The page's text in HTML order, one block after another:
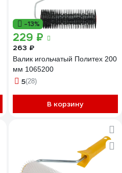
-13%
229 ₽
263 ₽
Валик игольчатый Политех 200
мм 1065200
5(28)
В корзину